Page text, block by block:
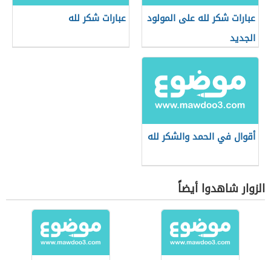
عبارات شكر لله على المولود
الجديد
عبارات شكر لله
أقوال في الحمد والشكر لله
الزوار شاهدوا أيضاً